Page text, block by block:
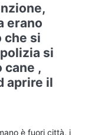
erano
che si
si
cane ,
aprire il
è fuori città, i